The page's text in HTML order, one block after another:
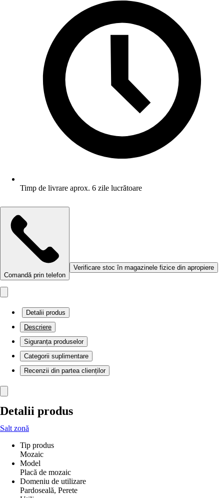
Timp de livrare aprox. 6 zile lucrătoare
Comandă prin telefon
Verificare stoc în magazinele fizice din apropiere
Detalii produs
Descriere
Siguranța produselor
Categorii suplimentare
Recenzii din partea clienților
Detalii produs
Salt zonă
Tip produs
Mozaic
Model
Placă de mozaic
Domeniu de utilizare
Pardoseală, Perete